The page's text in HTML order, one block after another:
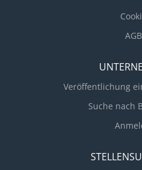
Umsetzung und
eines konsequenten
Veröffentlichung
Suche nach